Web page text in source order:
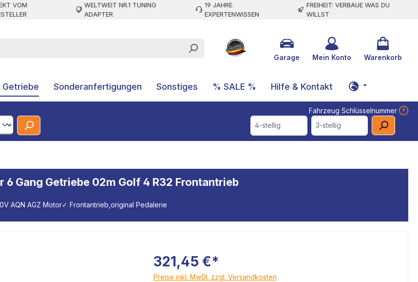
VOM
WELTWEIT NR.1 TUNING
ADAPTER
19 JAHRE
EXPERTENWISSEN
FREIHEIT: VERBAUE WAS DU
WILLST
Garage Mein Konto Warenkorb
Sonderanfertigungen Sonstiges % SALE % Hilfe & Kontakt
Fahrzeug Schlüsselnummer
4-stellig 3-stellig
Gang Getriebe 02m Golf 4 R32 Frontantrieb
AQN AGZ Motor✓ Frontantrieb,original Pedalerie
321,45 €*
Preise inkl. MwSt. zzgl. Versandkosten